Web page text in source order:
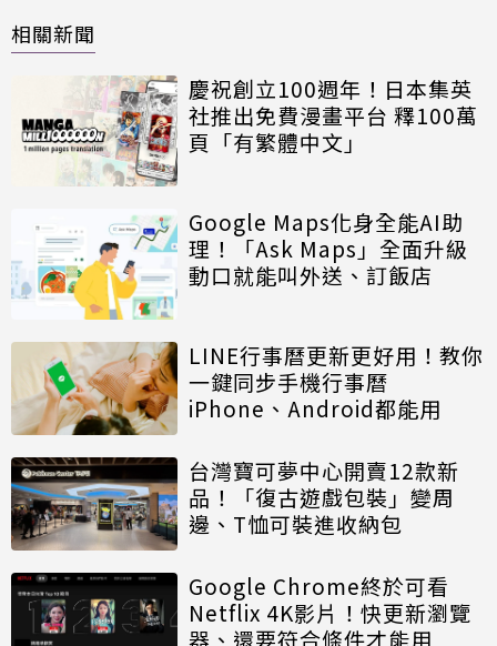
相關新聞
慶祝創立100週年！日本集英
社推出免費漫畫平台 釋100萬
頁「有繁體中文」
Google Maps化身全能AI助
理！「Ask Maps」全面升級
動口就能叫外送、訂飯店
LINE行事曆更新更好用！教你
一鍵同步手機行事曆
iPhone、Android都能用
台灣寶可夢中心開賣12款新
品！「復古遊戲包裝」變周
邊、T恤可裝進收納包
Google Chrome終於可看
Netflix 4K影片！快更新瀏覽
器、還要符合條件才能用